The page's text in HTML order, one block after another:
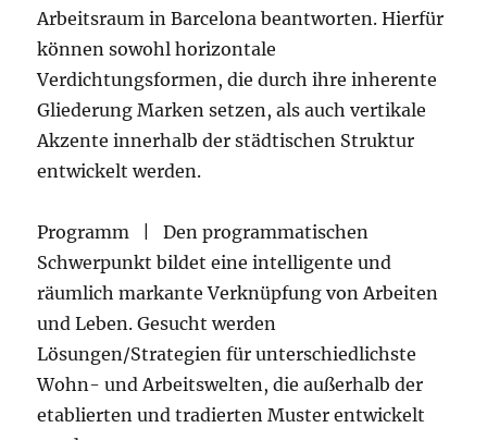
Arbeitsraum in Barcelona beantworten. Hierfür
können sowohl horizontale
Verdichtungsformen, die durch ihre inherente
Gliederung Marken setzen, als auch vertikale
Akzente innerhalb der städtischen Struktur
entwickelt werden.
Programm | Den programmatischen
Schwerpunkt bildet eine intelligente und
räumlich markante Verknüpfung von Arbeiten
und Leben. Gesucht werden
Lösungen/Strategien für unterschiedlichste
Wohn- und Arbeitswelten, die außerhalb der
etablierten und tradierten Muster entwickelt